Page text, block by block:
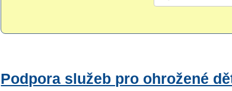
Podpora služeb pro ohrožené